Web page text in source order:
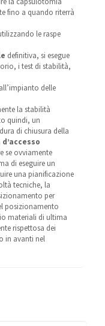
fino a quando riterrà
le raspe
definitiva, si esegue
i test di stabilità,
delle
la stabilità
quindi, un
di chiusura della
se ovviamente
di eseguire un
una pianificazione
tecniche, la
per
posizionamento
materiali di ultima
rispettosa dei
in avanti nel